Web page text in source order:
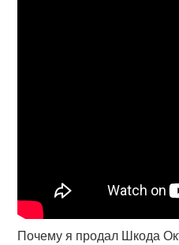
Почему я продал Шкода